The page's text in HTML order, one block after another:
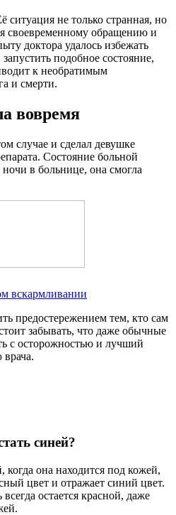
ситуация не только странная, но
своевременному обращению и
доктора удалось избежать
подобное состояние,
к необратимым
и смерти.
вовремя
случае и сделал девушке
Состояние больной
в больнице, она смогла
вскармливании
предостережением тем, кто сам
забывать, что даже обычные
с осторожностью и лучший
синей?
когда она находится под кожей,
цвет и отражает синий цвет.
остается красной, даже